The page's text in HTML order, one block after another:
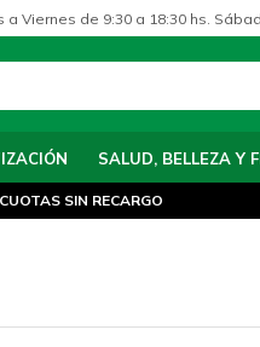
SALUD, BELLEZA Y
Viernes de 9:30 a 18:30 hs.
SIN RECARGO